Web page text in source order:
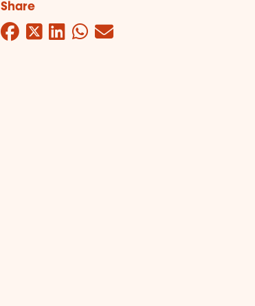
Share
Facebook
Twitter
LinkedIn
WhatsApp
Mail